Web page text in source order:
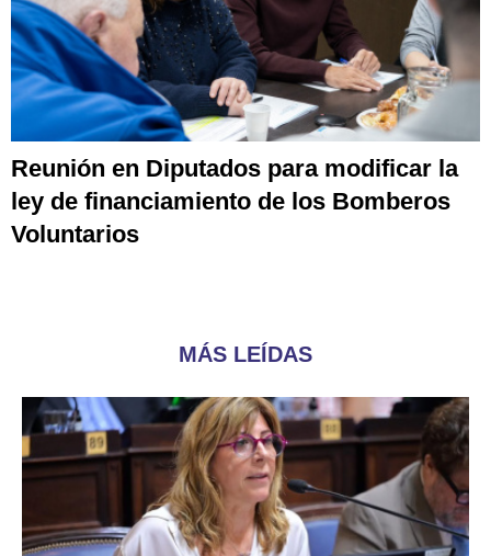
Reunión en Diputados para modificar la
ley de financiamiento de los Bomberos
Voluntarios
MÁS LEÍDAS